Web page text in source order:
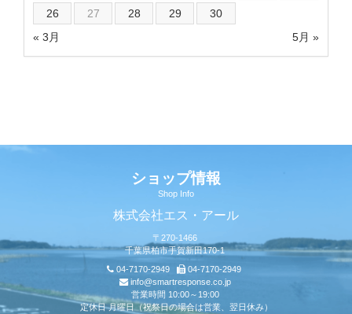
« 3月 5月 »
26
27 28 29 30
ショップ情報
Shop Info
株式会社エス・アール
〒270-1466
千葉県柏市手賀新田170-1
04-7170-2949
04-7170-2949
info@smartresponse.co.jp
営業時間 10:00～19:00
定休日 月曜日（祝祭日の場合は営業、翌日休み）